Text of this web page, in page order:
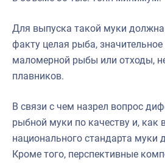
Для выпуска такой муки должна
факту целая рыба, значительное
маломерной рыбы или отходы,
плавников.
В связи с чем назрел вопрос
рыбной муки по качеству и, как
национального стандарта
Кроме того, перспективные